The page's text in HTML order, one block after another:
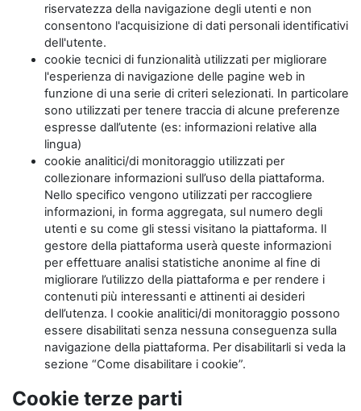
riservatezza della navigazione degli utenti e non
consentono l'acquisizione di dati personali identificativi
dell'utente.
cookie tecnici di funzionalità utilizzati per migliorare
l'esperienza di navigazione delle pagine web in
funzione di una serie di criteri selezionati. In particolare
sono utilizzati per tenere traccia di alcune preferenze
espresse dall’utente (es: informazioni relative alla
lingua)
cookie analitici/di monitoraggio utilizzati per
collezionare informazioni sull’uso della piattaforma.
Nello specifico vengono utilizzati per raccogliere
informazioni, in forma aggregata, sul numero degli
utenti e su come gli stessi visitano la piattaforma. Il
gestore della piattaforma userà queste informazioni
per effettuare analisi statistiche anonime al fine di
migliorare l’utilizzo della piattaforma e per rendere i
contenuti più interessanti e attinenti ai desideri
dell’utenza. I cookie analitici/di monitoraggio possono
essere disabilitati senza nessuna conseguenza sulla
navigazione della piattaforma. Per disabilitarli si veda la
sezione “Come disabilitare i cookie”.
Cookie terze parti